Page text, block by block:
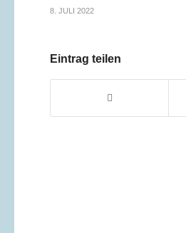
8. JULI 2022
Eintrag teilen